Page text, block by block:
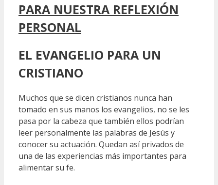
PARA NUESTRA REFLEXIÓN
PERSONAL
EL EVANGELIO PARA UN
CRISTIANO
Muchos que se dicen cristianos nunca han
tomado en sus manos los evangelios, no se les
pasa por la cabeza que también ellos podrían
leer personalmente las palabras de Jesús y
conocer su actuación. Quedan así privados de
una de las experiencias más importantes para
alimentar su fe.